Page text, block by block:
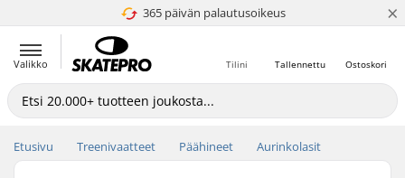
365 päivän palautusoikeus
4.8 / 5 ×
Valikko Ostoskori
Tallennettu
Tilini
Etusivu Treenivaatteet Päähineet Aurinkolasit